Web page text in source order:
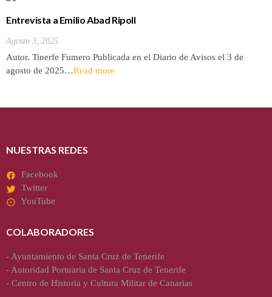
Entrevista a Emilio Abad Ripoll
Agosto 3, 2025
Autor. Tinerfe Fumero Publicada en el Diario de Avisos el 3 de
agosto de 2025…Read more
NUESTRAS REDES
Facebook
Twitter
YouTube
COLABORADORES
-Ayuntamiento de Santa Cruz de Tenerife
-Autoridad Portuaria de Santa Cruz de Tenerife
- Centro de Historia y Cultura Militar de Canarias